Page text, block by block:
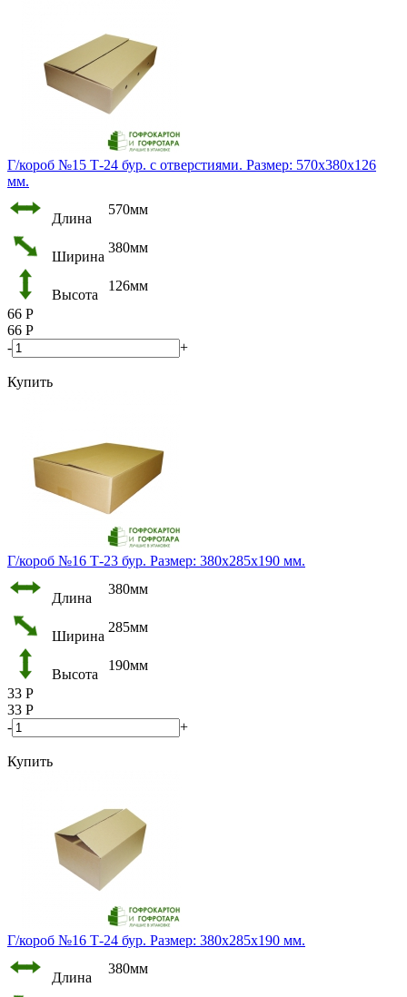
Г/короб №15 Т-24 бур. с отверстиями. Размер: 570х380х126
мм.
Длина
570мм
Ширина
380мм
Высота
126мм
66 Р
66 Р
-
+
Купить
Г/короб №16 Т-23 бур. Размер: 380х285х190 мм.
Длина
380мм
Ширина
285мм
Высота
190мм
33 Р
33 Р
-
+
Купить
Г/короб №16 Т-24 бур. Размер: 380х285х190 мм.
Длина
380мм